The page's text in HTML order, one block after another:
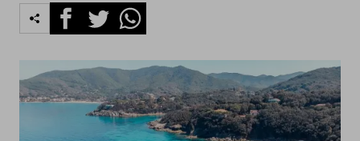
FacebookTwitterWhatsapp